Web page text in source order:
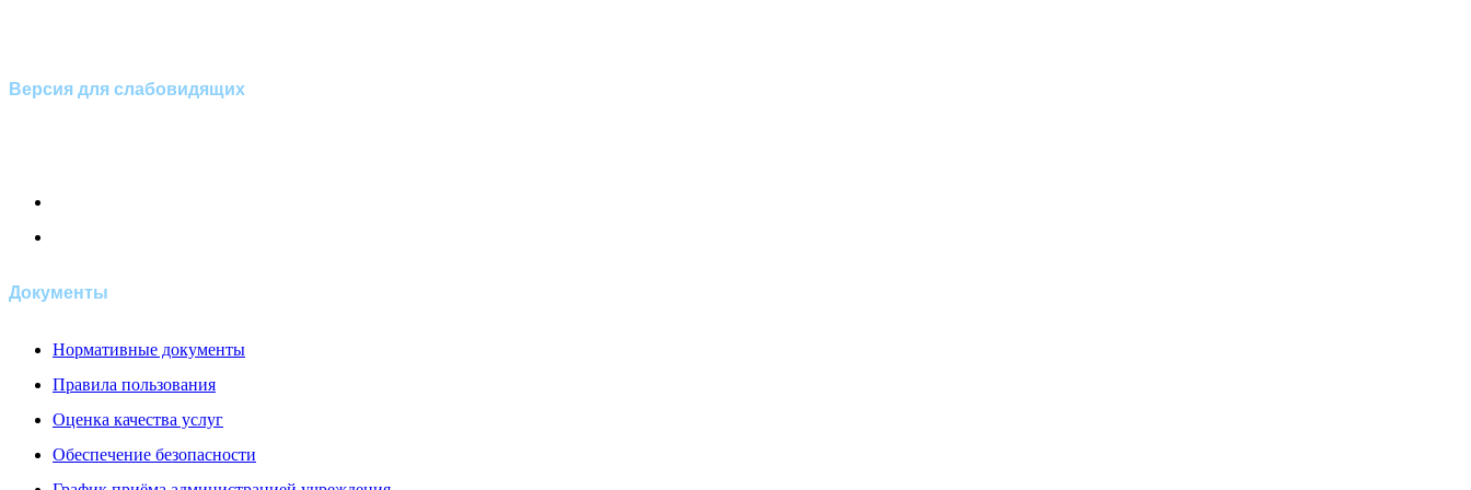
Версия для слабовидящих
Документы
Нормативные документы
Правила пользования
Оценка качества услуг
Обеспечение безопасности